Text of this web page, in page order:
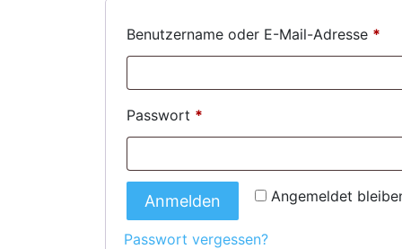
Benutzername oder E-Mail-Adresse *
Passwort *
Angemeldet
Anmelden
Passwort vergessen?